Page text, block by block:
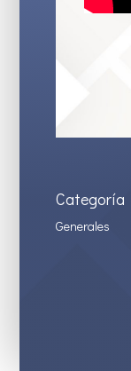
Categoría
Generales